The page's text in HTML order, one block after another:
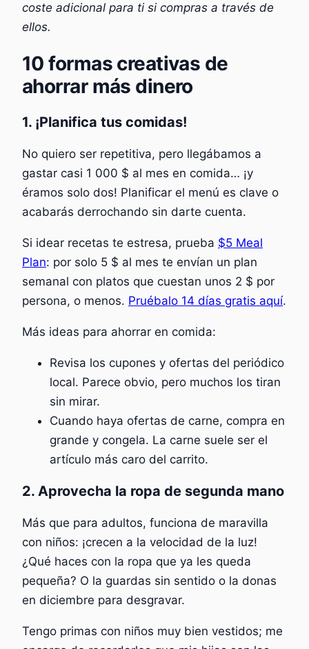
coste adicional para ti si compras a través de
ellos.
10 formas creativas de
ahorrar más dinero
1. ¡Planifica tus comidas!
No quiero ser repetitiva, pero llegábamos a
gastar casi 1 000 $ al mes en comida… ¡y
éramos solo dos! Planificar el menú es clave o
acabarás derrochando sin darte cuenta.
Si idear recetas te estresa, prueba $5 Meal
Plan: por solo 5 $ al mes te envían un plan
semanal con platos que cuestan unos 2 $ por
persona, o menos. Pruébalo 14 días gratis aquí.
Más ideas para ahorrar en comida:
Revisa los cupones y ofertas del periódico
local. Parece obvio, pero muchos los tiran
sin mirar.
Cuando haya ofertas de carne, compra en
grande y congela. La carne suele ser el
artículo más caro del carrito.
2. Aprovecha la ropa de segunda mano
Más que para adultos, funciona de maravilla
con niños: ¡crecen a la velocidad de la luz!
¿Qué haces con la ropa que ya les queda
pequeña? O la guardas sin sentido o la donas
en diciembre para desgravar.
Tengo primas con niños muy bien vestidos; me